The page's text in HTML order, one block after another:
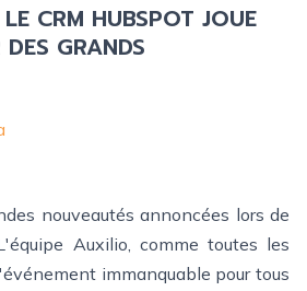
CRM HUBSPOT JOUE
GRANDS
nouveautés annoncées lors de
Auxilio, comme toutes les
immanquable pour tous